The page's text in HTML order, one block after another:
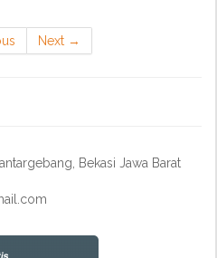
Next →
Bekasi Jawa Barat